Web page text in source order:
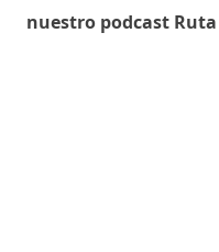
nuestro podcast Ruta